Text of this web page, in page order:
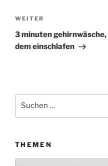
Nächster
Beitrag
WEITER
3 minuten
dem einschlafen
Suchen
THEMEN